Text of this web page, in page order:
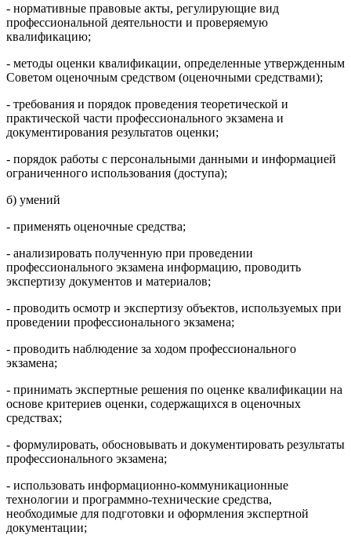
- нормативные правовые акты, регулирующие вид
профессиональной деятельности и проверяемую
квалификацию;
- методы оценки квалификации, определенные утвержденным
Советом оценочным средством (оценочными средствами);
- требования и порядок проведения теоретической и
практической части профессионального экзамена и
документирования результатов оценки;
- порядок работы с персональными данными и информацией
ограниченного использования (доступа);
б) умений
- применять оценочные средства;
- анализировать полученную при проведении
профессионального экзамена информацию, проводить
экспертизу документов и материалов;
- проводить осмотр и экспертизу объектов, используемых при
проведении профессионального экзамена;
- проводить наблюдение за ходом профессионального
экзамена;
- принимать экспертные решения по оценке квалификации на
основе критериев оценки, содержащихся в оценочных
средствах;
- формулировать, обосновывать и документировать результаты
профессионального экзамена;
- использовать информационно-коммуникационные
технологии и программно-технические средства,
необходимые для подготовки и оформления экспертной
документации;